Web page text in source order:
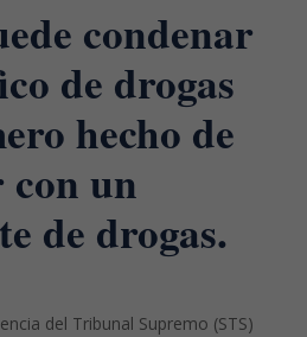
condenar
de drogas
hecho de
un
de drogas.
del Tribunal Supremo (STS)